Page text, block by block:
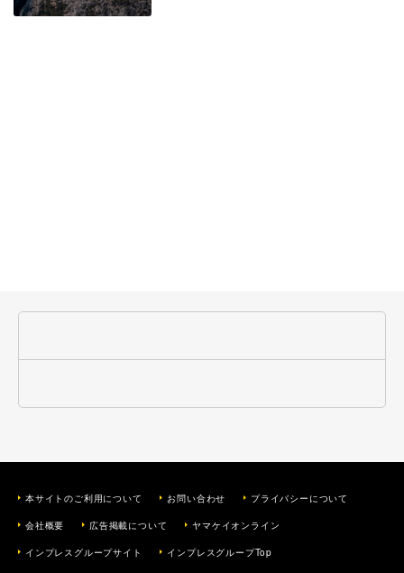
本サイトのご利用について お問い合わせ プライバシーについて
会社概要 広告掲載について ヤマケイオンライン
インプレスグループサイト インプレスグループTop